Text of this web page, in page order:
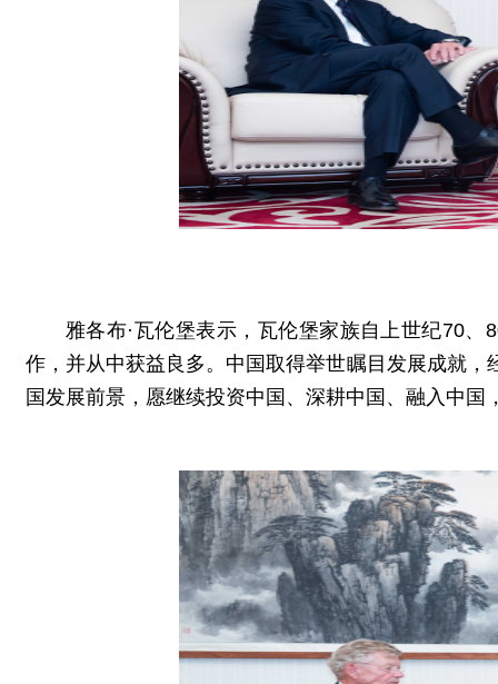
雅各布·瓦伦堡表示，瓦伦堡家族自上世纪70
作，并从中获益良多。中国取得举世瞩目发展成就
国发展前景，愿继续投资中国、深耕中国、融入中